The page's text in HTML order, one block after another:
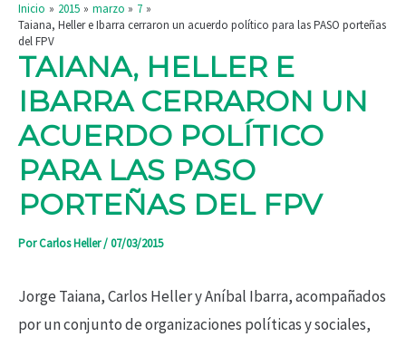
Inicio 2015 marzo
7
Taiana, Heller e Ibarra cerraron un acuerdo político para las PASO porteñas
del FPV
TAIANA, HELLER E
IBARRA CERRARON UN
ACUERDO POLÍTICO
PARA LAS PASO
PORTEÑAS DEL FPV
PorCarlos Heller/07/03/2015
Jorge Taiana, Carlos Heller y Aníbal Ibarra, acompañados
por un conjunto de organizaciones políticas y sociales,